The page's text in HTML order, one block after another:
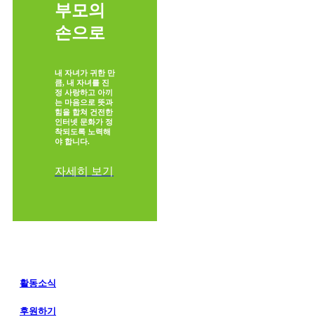
부모의
손으로
내 자녀가 귀한 만
큼, 내 자녀를 진
정 사랑하고 아끼
는 마음으로 뜻과
힘을 합쳐 건전한
인터넷 문화가 정
착되도록 노력해
야 합니다.
자세히 보기
활동소식
후원하기